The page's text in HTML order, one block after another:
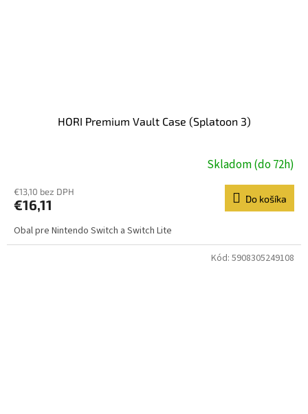
HORI Premium Vault Case (Splatoon 3)
Skladom (do 72h)
€13,10 bez DPH
€16,11 Do košíka
Obal pre Nintendo Switch a Switch Lite
Kód: 5908305249108